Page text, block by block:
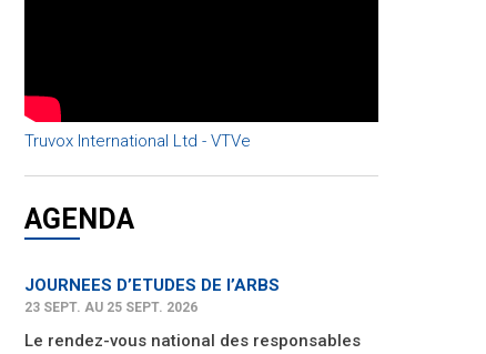
Truvox International Ltd - VTVe
AGENDA
JOURNEES D’ETUDES DE l’ARBS
23 SEPT. AU 25 SEPT. 2026
Le rendez-vous national des responsables